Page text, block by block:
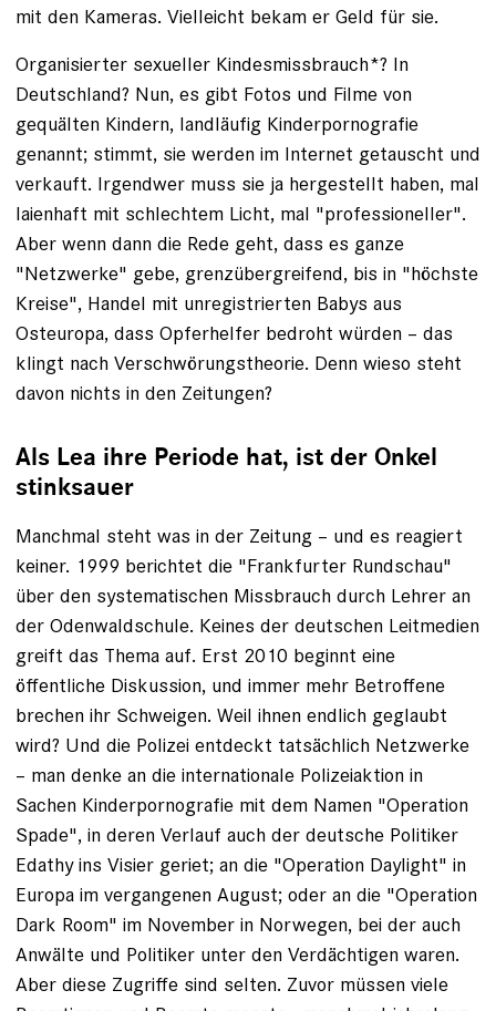
mit den Kameras. Vielleicht bekam er Geld für sie.
Organisierter sexueller Kindesmissbrauch*? In
Deutschland? Nun, es gibt Fotos und Filme von
gequälten Kindern, landläufig Kinderporno­grafie
genannt; stimmt, sie werden im Internet getauscht und
verkauft. Irgendwer muss sie ja hergestellt ­haben, mal
laienhaft mit schlechtem Licht, mal "professioneller".
Aber wenn dann die Rede geht, dass es ganze
"Netzwerke" gebe, grenzübergreifend, bis in "höchste
Kreise", Handel mit unregistrierten Babys aus
Osteuropa, dass Opferhelfer bedroht würden – das
klingt nach Verschwörungstheorie. Denn wieso steht
davon nichts in den Zeitungen?
Als Lea ihre Periode hat, ist der Onkel
stinksauer
Manchmal steht was in der Zeitung – und es reagiert
keiner. 1999 ­berichtet die "Frankfurter Rundschau"
über den systematischen Missbrauch durch Lehrer an
der Odenwaldschule. Keines der deutschen Leitmedien
greift das Thema auf. Erst 2010 beginnt eine
öffentliche Diskussion, und immer mehr Betroffene
brechen ihr Schweigen. Weil ihnen endlich geglaubt
wird? Und die Polizei entdeckt tatsächlich Netzwerke
– man denke an die internationale Polizeiaktion in
Sachen Kinderpornografie mit dem Namen "Operation
Spade", in deren Verlauf auch der deutsche Politiker
Edathy ins Visier geriet; an die "Operation Daylight" in
Europa im vergangenen August; oder an die "Operation
Dark Room" im November in Norwegen, bei der auch
Anwälte und Politiker unter den Verdächtigen waren.
Aber diese Zugriffe sind selten. Zuvor müssen viele